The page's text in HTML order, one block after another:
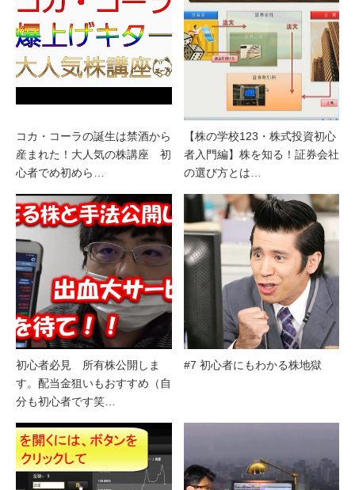
コカ・コーラの誕生は禁酒から
産まれた！大人気の株講座 初
心者でめ初めら…
【株の学校123・株式投資初心
者入門編】株を知る！証券会社
の選び方とは…
初心者必見 所有株公開しま
す。配当金狙いもおすすめ（自
分も初心者です笑…
#7 初心者にもわかる株地獄